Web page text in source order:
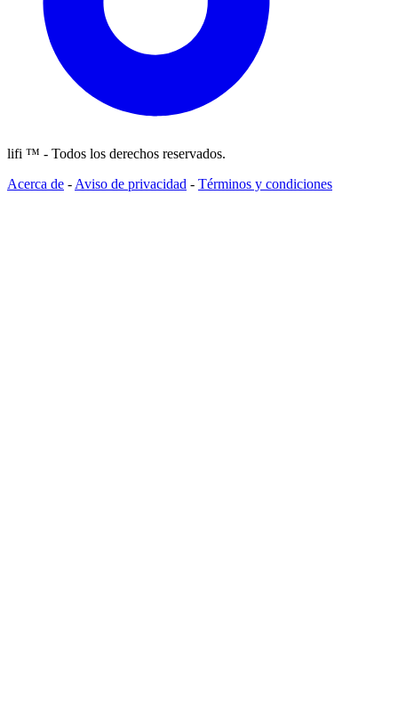
lifi ™ - Todos los derechos reservados.
Acerca de - Aviso de privacidad - Términos y condiciones